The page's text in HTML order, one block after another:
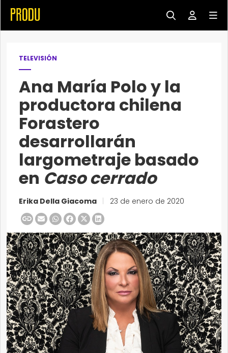
TELEVISIÓN
Ana María Polo y la
productora chilena
Forastero
desarrollarán
largometraje basado
en Caso cerrado
Erika Della Giacoma 23 de enero de 2020